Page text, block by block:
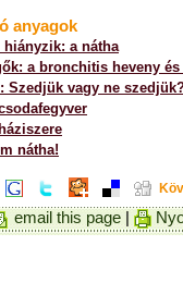
anyagok
hiányzik: a nátha
a bronchitis heveny
Szedjük vagy ne
nátha!
email this page